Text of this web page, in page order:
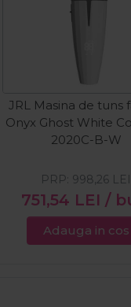
JRL Masina de tuns
Onyx Ghost White
2020C-B-W
751,54 LEI /
PRP: 998,26 LEI
Adauga in cos